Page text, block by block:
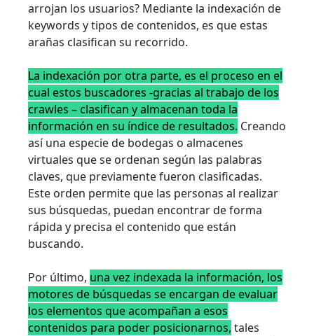
arrojan los usuarios? Mediante la indexación de
keywords y tipos de contenidos, es que estas
arañas clasifican su recorrido.
La indexación por otra parte, es el proceso en el
cual estos buscadores -gracias al trabajo de los
crawles – clasifican y almacenan toda la
información en su índice de resultados. Creando
así una especie de bodegas o almacenes
virtuales que se ordenan según las palabras
claves, que previamente fueron clasificadas.
Este orden permite que las personas al realizar
sus búsquedas, puedan encontrar de forma
rápida y precisa el contenido que están
buscando.
Por último, una vez indexada la información, los
motores de búsquedas se encargan de evaluar
los elementos que acompañan a esos
contenidos para poder posicionarnos, tales